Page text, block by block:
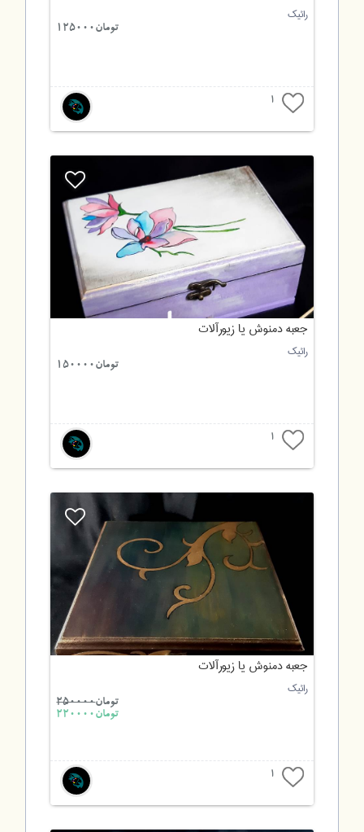
رائیک
تومان125000
1
جعبه دمنوش یا زیورآلات
رائیک
تومان150000
1
جعبه دمنوش یا زیورآلات
رائیک
تومان250000
تومان220000
1